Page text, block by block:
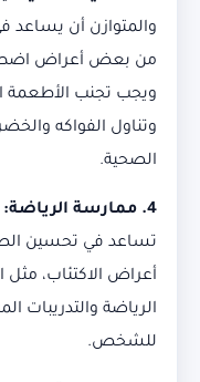
والمتوازن أن يساعد
من بعض أعراض
ويجب تجنب الأطعمة
وتناول الفواكه
الصحية.
4. ممارسة الرياضة:
تساعد في تحسين
أعراض الاكتئاب، مثل
الرياضة والتدريبات
للشخص.